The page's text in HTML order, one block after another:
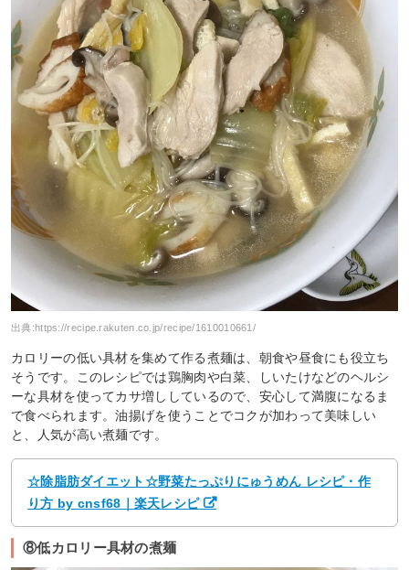
出典:https://recipe.rakuten.co.jp/recipe/1610010661/
カロリーの低い具材を集めて作る煮麺は、朝食や昼食にも役立ち
そうです。このレシピでは鶏胸肉や白菜、しいたけなどのヘルシ
ーな具材を使ってカサ増ししているので、安心して満腹になるま
で食べられます。油揚げを使うことでコクが加わって美味しい
と、人気が高い煮麺です。
☆除脂肪ダイエット☆野菜たっぷりにゅうめん レシピ・作
り方 by cnsf68｜楽天レシピ
⑧低カロリー具材の煮麺